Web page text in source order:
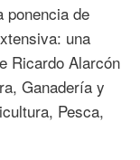
ponencia de
una
Ricardo Alarcón
Ganadería y
Pesca,